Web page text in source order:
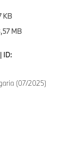
KB
MB
ID:
(07/2025)